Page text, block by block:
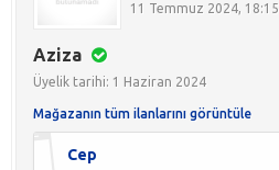
11 Temmuz 2024, 18:15
Aziza
Üyelik tarihi: 1 Haziran 2024
Mağazanın tüm ilanlarını görüntüle
Cep